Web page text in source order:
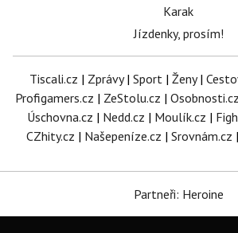
Karak
Jízdenky, prosím!
Tiscali.cz | Zprávy| Sport | Ženy|
Profigamers.cz | ZeStolu.cz | Osobnosti.cz
Úschovna.cz | Nedd.cz | Moulík.cz |
CZhity.cz | Našepeníze.cz | Srovnám.cz |
Partneři: Heroine